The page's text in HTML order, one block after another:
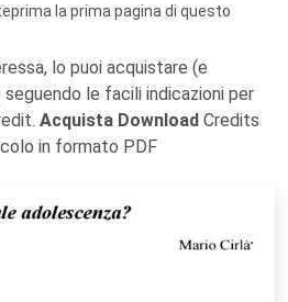
la prima pagina di questo
lo puoi acquistare (e
le facili indicazioni per
Acquista Download Credits
in formato PDF